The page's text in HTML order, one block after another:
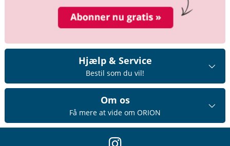
Hjælp & Service
Bestil som du vil!
Om os
Få mere at vide om ORION